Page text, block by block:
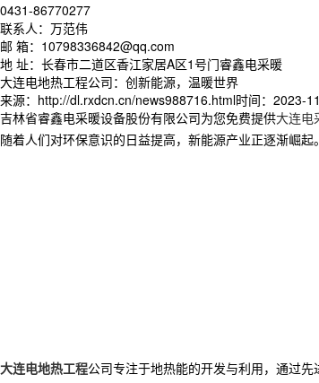
0431-86770277
联系人：万范伟
邮 箱：10798336842@qq.com
地 址：长春市二道区香江家居A区1号门睿鑫电采暖
大连电地热工程公司：创新能源，温暖世界
来源：http://dl.rxdcn.cn/news988716.html时间：2023-
吉林省睿鑫电采暖设备股份有限公司为您免费提供大连电
随着人们对环保意识的日益提高，新能源产业正逐渐崛起
大连电地热工程公司专注于地热能的开发与利用，通过